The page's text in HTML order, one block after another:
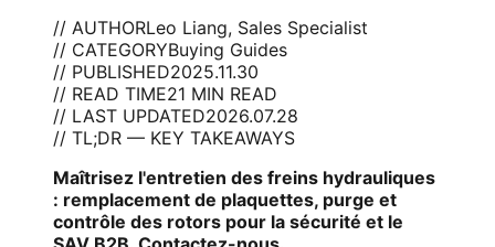
// AUTHORLeo Liang, Sales Specialist
// CATEGORYBuying Guides
// PUBLISHED2025.11.30
// READ TIME21 MIN READ
// LAST UPDATED2026.07.28
// TL;DR — KEY TAKEAWAYS
Maîtrisez l'entretien des freins hydrauliques
: remplacement de plaquettes, purge et
contrôle des rotors pour la sécurité et le